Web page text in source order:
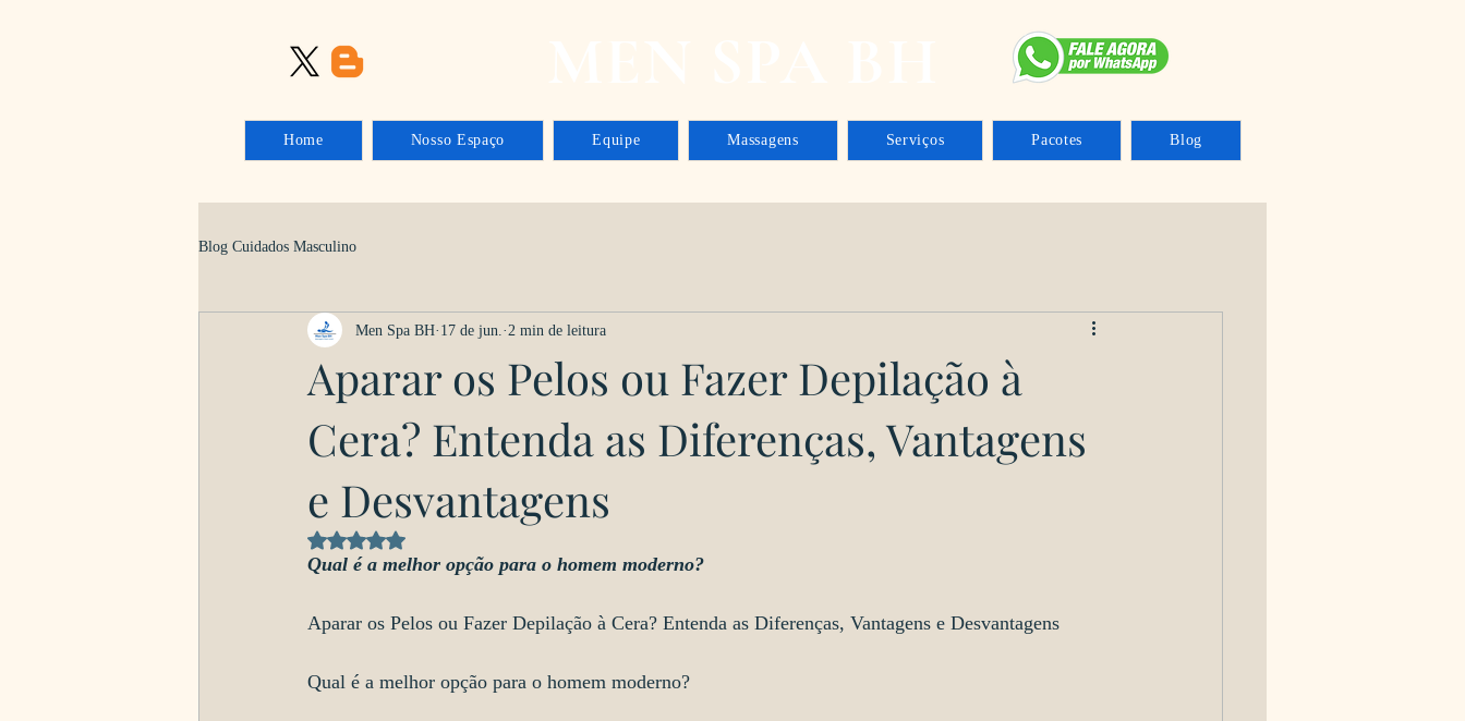
Home Nosso Espaço Equipe Massagens Serviços Pacotes Blog
Blog Cuidados Masculino
Aparar os Pelos ou Fazer Depilação à
Cera? Entenda as Diferenças, Vantagens
e Desvantagens
Men Spa BH 17 de jun. 2 min de leitura
Avaliado com NaN de 5 estrelas.
Qual é a melhor opção para o homem moderno?
Aparar os Pelos ou Fazer Depilação à Cera? Entenda as Diferenças, Vantagens e Desvantagens
Qual é a melhor opção para o homem moderno?